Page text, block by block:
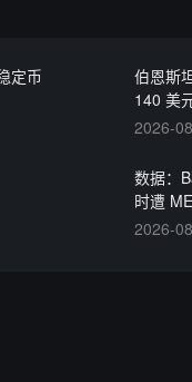
定币
伯恩斯
140 美
2026-
数据：
时遭
2026-